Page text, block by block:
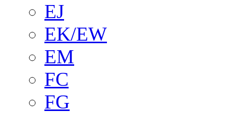
EJ
EK/EW
EM
FC
FG